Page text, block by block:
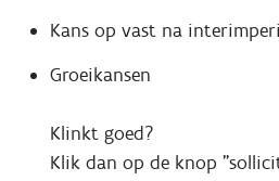
Kans op vast na
Groeikansen
Klinkt goed?
Klik dan op de knop